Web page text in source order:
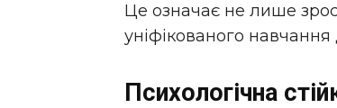
Це означає не лише
уніфікованого
Психологічна